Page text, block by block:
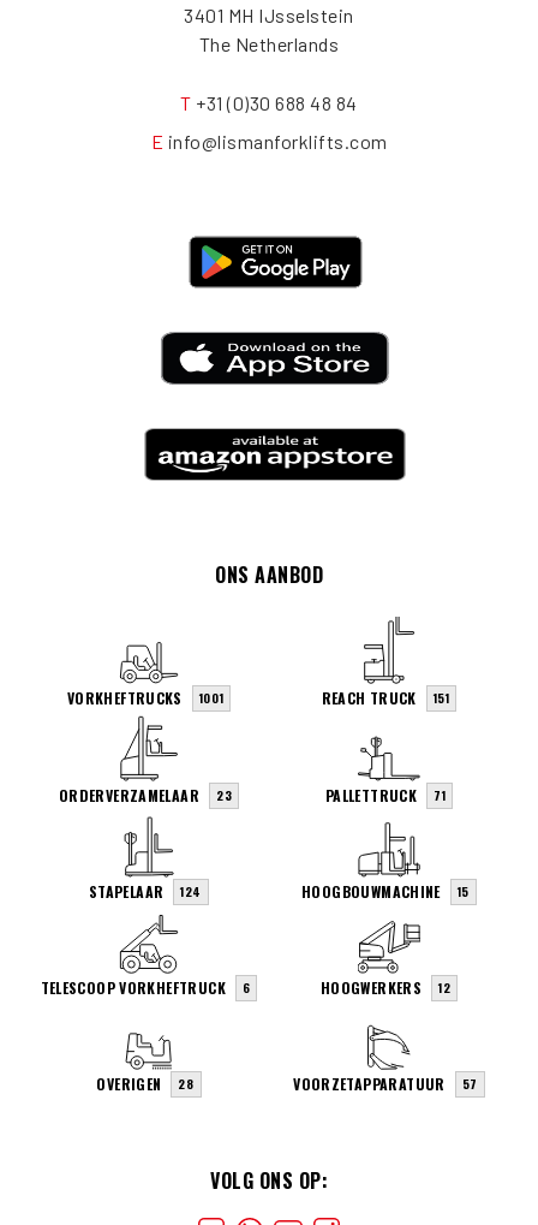
3401 MH IJsselstein
The Netherlands
T +31 (0)30 688 48 84
E info@lismanforklifts.com
VOLG ONS OP:
ONS AANBOD
VORKHEFTRUCKS 1001 REACH TRUCK 151
ORDERVERZAMELAAR 23 PALLETTRUCK 71
STAPELAAR 124 HOOGBOUWMACHINE 15
TELESCOOP VORKHEFTRUCK 6 HOOGWERKERS 12
OVERIGEN 28 VOORZETAPPARATUUR 57